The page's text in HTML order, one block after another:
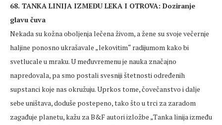
68. TANKA LINIJA IZMEĐU LEKA I OTROVA: Doziranje
glavu čuva
Nekada su kožna oboljenja lečena živom, a žene su svoje večernje
haljine ponosno ukrašavale „lekovitim“ radijumom kako bi
svetlucale u mraku. U međuvremenu je nauka značajno
napredovala, pa smo postali svesniji štetnosti određenih
supstanci koje nas okružuju. Uprkos tome, čovečanstvo i dalje
sebe uništava, doduše postepeno, tako što u trci za zaradom
zagađuje planetu, kažu za B&F autori izložbe „Tanka linija između